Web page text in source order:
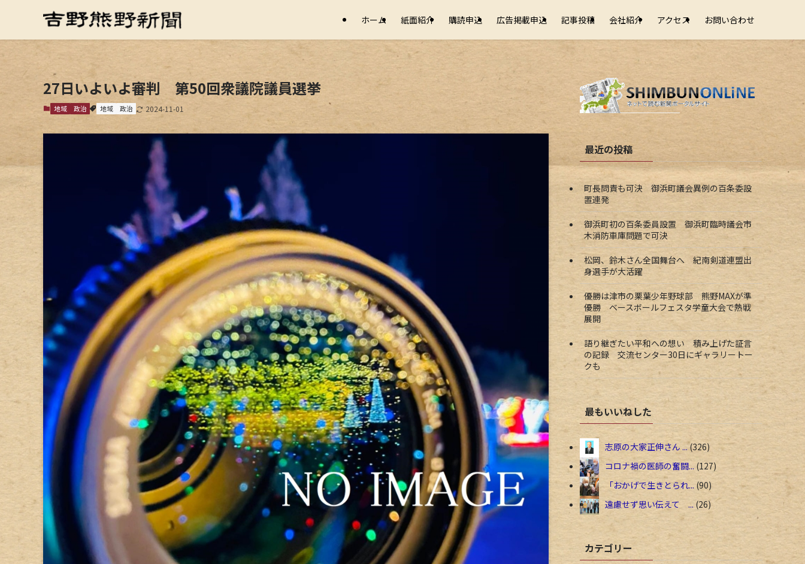
ホーム 紙面紹介 購読申込 広告掲載申込 記事投稿 会社紹介 アクセス お問い合わせ
27日いよいよ審判 第50回衆議院議員選挙
地域 政治 地域 政治 2024-11-01
最近の投稿
町長問責も可決 御浜町議会異例の百条委設
置連発
御浜町初の百条委員設置 御浜町臨時議会市
木消防車庫問題で可決
松岡、鈴木さん全国舞台へ 紀南剣道連盟出
身選手が大活躍
優勝は津市の栗葉少年野球部 熊野MAXが準
優勝 ベースボールフェスタ学童大会で熱戦
展開
語り継ぎたい平和への想い 積み上げた証言
の記録 交流センター30日にギャラリートー
クも
最もいいねした
志原の大家正伸さん ... 326
コロナ禍の医師の奮闘... 127
「おかげで生きとられ... 90
遠慮せず思い伝えて ... 26
カテゴリー